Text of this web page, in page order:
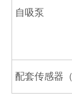
自吸泵
配套传感器（